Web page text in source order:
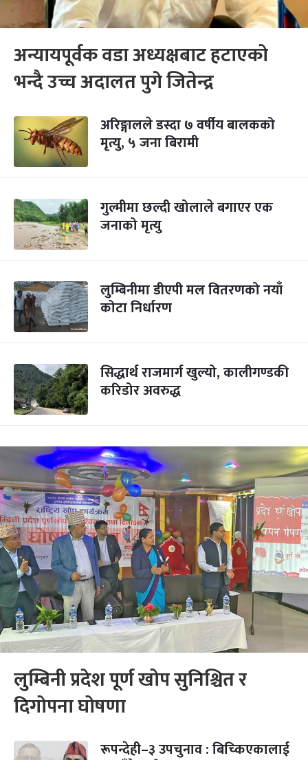
अन्यायपूर्वक वडा अध्यक्षबाट हटाएको
भन्दै उच्च अदालत पुगे जितेन्द्र
अरिङ्गालले डस्दा ७ वर्षीय बालकको
मृत्यु, ५ जना बिरामी
गुल्मीमा छल्दी खोलाले बगाएर एक
जनाको मृत्यु
लुम्बिनीमा डीएपी मल वितरणको नयाँ
कोटा निर्धारण
सिद्धार्थ राजमार्ग खुल्यो, कालीगण्डकी
करिडोर अवरुद्ध
लुम्बिनी प्रदेश पूर्ण खोप सुनिश्चित र
दिगोपना घोषणा
रूपन्देही–३ उपचुनाव : बिच्किएकालाई